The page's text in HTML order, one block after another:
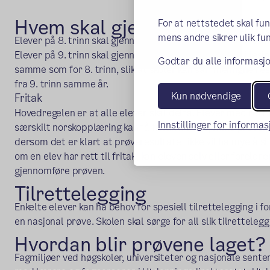
For at nettstedet skal
mens andre sikrer ulik
Godtar du alle
Kun nødvendige
Innstillinger for
Hvem skal gjennomføre
Elever på 8. trinn skal gjennomføre nasjonale prøver i
Elever på 9. trinn skal gjennomføre nasjonale prøver i
samme som for 8. trinn, slik at skoler kan sammenligne
fra 9. trinn samme år.
Fritak
Hovedregelen er at alle elever skal delta. Elever med
særskilt norskopplæring kan få fritak fra nasjonale prøver.
dersom det er klart at prøveresultatet ikke vil ha mye å si
om en elev har rett til fritak, kan eleven selv eller
gjennomføre prøven.
Tilrettelegging
Enkelte elever kan ha behov for spesiell tilrettelegging i
en nasjonal prøve. Skolen skal sørge for all slik
Hvordan blir prøvene laget?
Fagmiljøer ved høgskoler, universiteter og nasjonale